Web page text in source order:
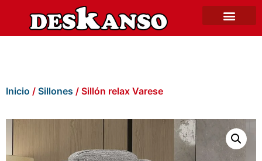
Inicio / Sillones / Sillón relax Varese